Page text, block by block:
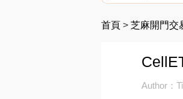
首頁 > 芝麻開門交
Author：